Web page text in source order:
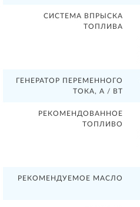
СИСТЕМА ВПРЫСКА
ТОПЛИВА
ГЕНЕРАТОР ПЕРЕМЕННОГО
ТОКА, А / ВТ
РЕКОМЕНДОВАННОЕ
ТОПЛИВО
РЕКОМЕНДУЕМОЕ МАСЛО